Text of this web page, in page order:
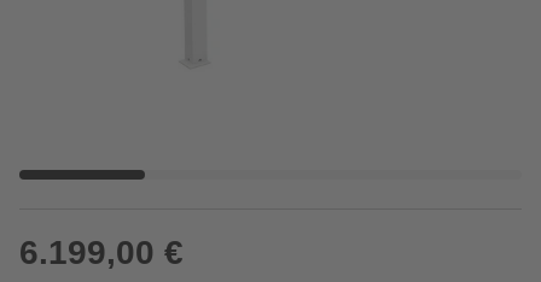
6.199,00 €